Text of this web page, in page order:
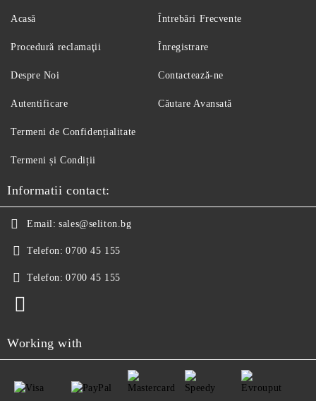
Acasă
Procedură reclamaţii
Despre Noi
Autentificare
Întrebări Frecvente
Înregistrare
Contactează-ne
Căutare Avansată
Termeni de Confidențialitate
Termeni și Condiții
Informatii contact:
Email: sales@seliton.bg
Telefon: 0700 45 155
Telefon: 0700 45 155
Working with